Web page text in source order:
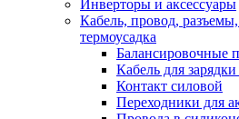
Инверторы и аксессуары
Кабель, провод,
термоусадка
Балансировочные
Кабель для
Контакт силовой
Переходники для